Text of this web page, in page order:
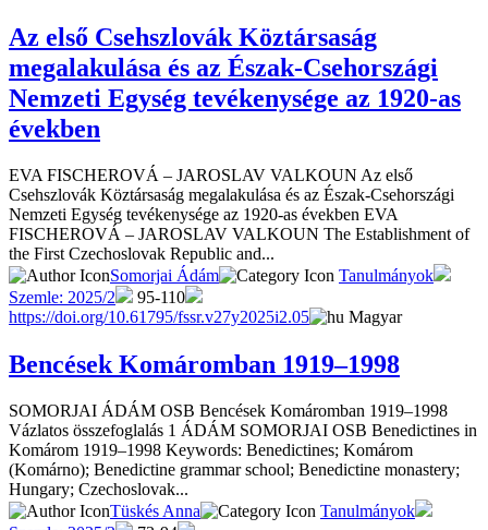
Az első Csehszlovák Köztársaság
megalakulása és az Észak-Csehországi
Nemzeti Egység tevékenysége az 1920-as
években
EVA FISCHEROVÁ – JAROSLAV VALKOUN Az első
Csehszlovák Köztársaság megalakulása és az Észak-Csehországi
Nemzeti Egység tevékenysége az 1920-as években EVA
FISCHEROVÁ – JAROSLAV VALKOUN The Establishment of
the First Czechoslovak Republic and...
Somorjai Ádám
Tanulmányok
Szemle: 2025/2
95-110
https://doi.org/10.61795/fssr.v27y2025i2.05
Magyar
Bencések Komáromban 1919–1998
SOMORJAI ÁDÁM OSB Bencések Komáromban 1919–1998
Vázlatos összefoglalás 1 ÁDÁM SOMORJAI OSB Benedictines in
Komárom 1919–1998 Keywords: Benedictines; Komárom
(Komárno); Benedictine grammar school; Benedictine monastery;
Hungary; Czechoslovak...
Tüskés Anna
Tanulmányok